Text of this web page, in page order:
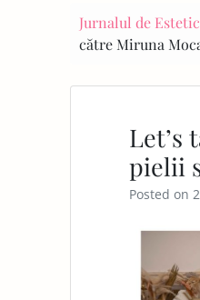
Jurnalul de
către Miruna
Let’s
pielii
Posted on